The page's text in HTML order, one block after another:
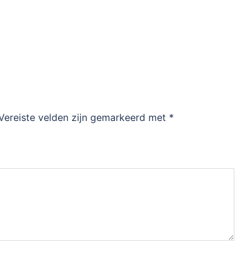
velden zijn gemarkeerd met *